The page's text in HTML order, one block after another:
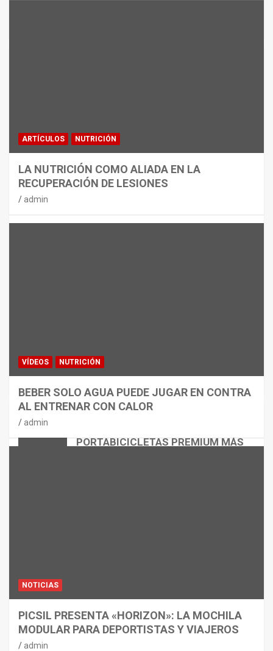
PORTABICICLETAS PREMIUM MÁS
ARTÍCULOS NUTRICIÓN
LA NUTRICIÓN COMO ALIADA EN LA
RECUPERACIÓN DE LESIONES
admin
VÍDEOS NUTRICIÓN
BEBER SOLO AGUA PUEDE JUGAR EN CONTRA
AL ENTRENAR CON CALOR
admin
NOTICIAS
PICSIL PRESENTA «HORIZON»: LA MOCHILA
MODULAR PARA DEPORTISTAS Y VIAJEROS
admin